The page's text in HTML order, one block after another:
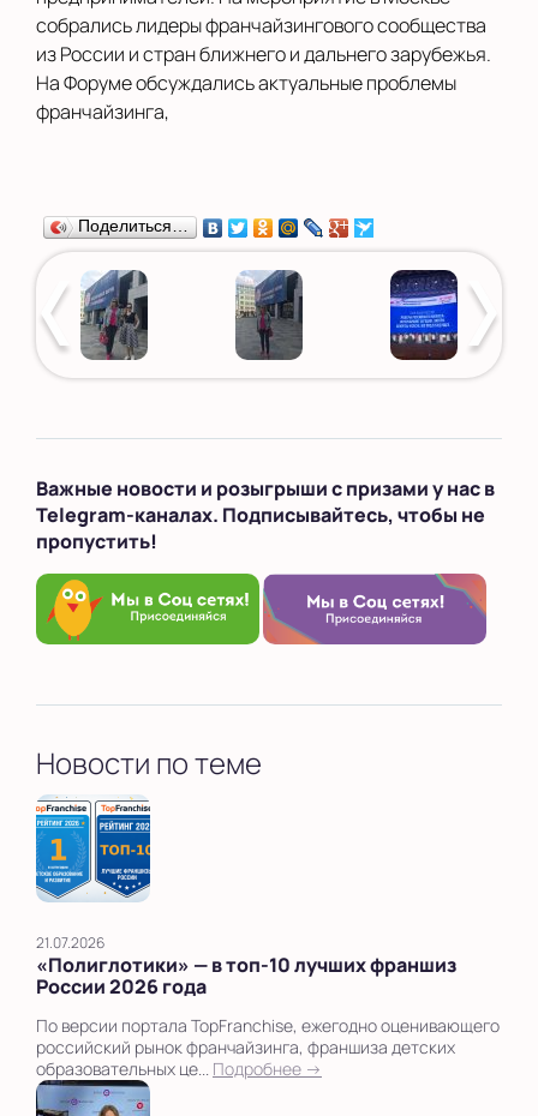
собрались лидеры франчайзингового сообщества
из России и стран ближнего и дальнего зарубежья.
На Форуме обсуждались актуальные проблемы
франчайзинга,
Поделиться…
Важные новости и розыгрыши с призами у нас в
Telegram-каналах. Подписывайтесь, чтобы не
пропустить!
Новости по теме
21.07.2026
«Полиглотики» — в топ‑10 лучших франшиз
России 2026 года
По версии портала TopFranchise, ежегодно оценивающего
российский рынок франчайзинга, франшиза детских
образовательных це... Подробнее →